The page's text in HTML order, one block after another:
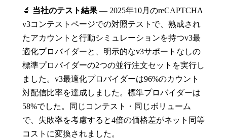
🔬 当社のテスト結果 — 2025年10月のreCAPTCHA
v3コンテストページでの対照テストで、熟成され
たアカウントと行動シミュレーションを持つv3最
適化プロバイダーと、明示的なv3サポートなしの
標準プロバイダーの2つの並行注文セットを実行し
ました。v3最適化プロバイダーは96%のカウント
対配信比率を達成しました。標準プロバイダーは
58%でした。同じコンテスト・同じボリューム
で、失敗率を考慮すると4倍の価格差がネット同等
コストに変換されました。